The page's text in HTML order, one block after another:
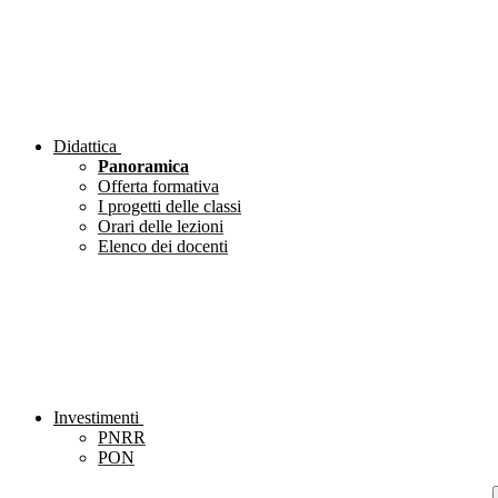
Didattica
Panoramica
Offerta formativa
I progetti delle classi
Orari delle lezioni
Elenco dei docenti
Investimenti
PNRR
PON